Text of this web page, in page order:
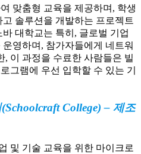
맞춤형 교육을 제공하며, 학생
솔루션을 개발하는 프로젝트
대학교는 특히, 글로벌 기업
영하며, 참가자들에게 네트워
, 이 과정을 수료한 사람들은 빌
그램에 우선 입학할 수 있는 기
College) – 제조
및 기술 교육을 위한 마이크로